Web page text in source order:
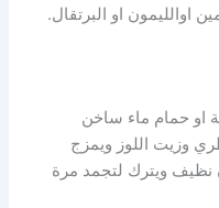
اوالليمون او البرتقال.
او حمام ماء ساخن
وزيت اللوز ويمزج
نظيف ويترك لتجمد مرة